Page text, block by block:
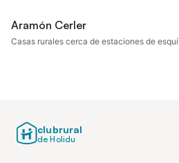
Aramón Cerler
Casas rurales cerca de estaciones de esquí
clubrural
de Holidu